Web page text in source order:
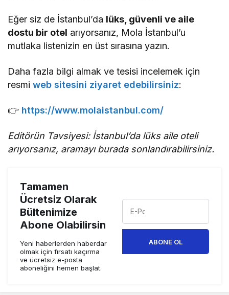
Eğer siz de İstanbul’da lüks, güvenli ve aile
dostu bir otel arıyorsanız, Mola İstanbul’u
mutlaka listenizin en üst sırasına yazın.
Daha fazla bilgi almak ve tesisi incelemek için
resmiweb sitesini ziyaret edebilirsiniz:
👉 https://www.molaistanbul.com/
Editörün Tavsiyesi: İstanbul’da lüks aile oteli
arıyorsanız, aramayı burada sonlandırabilirsiniz.
Tamamen
Ücretsiz Olarak
Bültenimize
Abone Olabilirsin
Yeni haberlerden haberdar
olmak için fırsatı kaçırma
ve ücretsiz e-posta
aboneliğini hemen başlat.
ABONE OL